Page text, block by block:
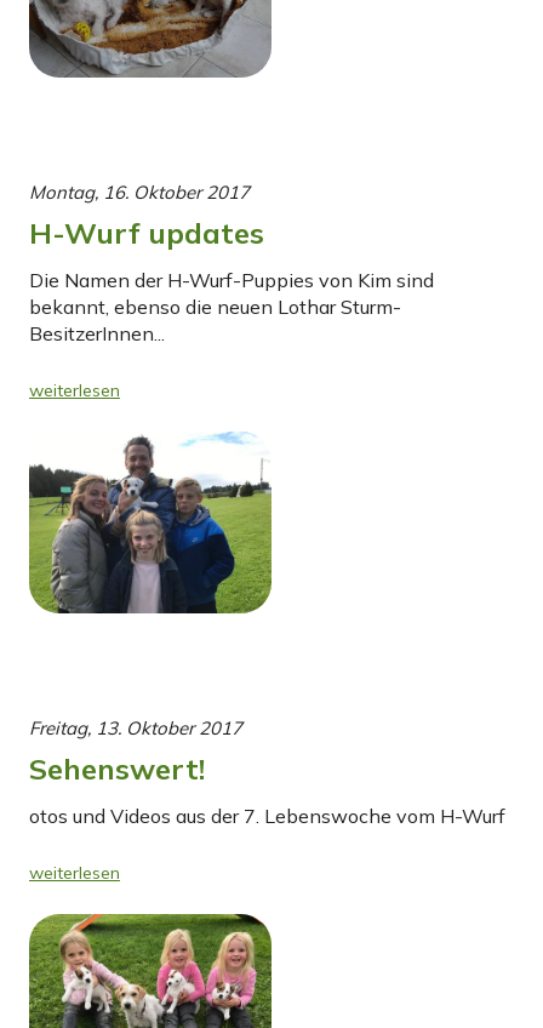
Montag, 16. Oktober 2017
H-Wurf updates
Die Namen der H-Wurf-Puppies von Kim sind
bekannt, ebenso die neuen Lothar Sturm-
BesitzerInnen...
weiterlesen
Freitag, 13. Oktober 2017
Sehenswert!
otos und Videos aus der 7. Lebenswoche vom H-Wurf
weiterlesen